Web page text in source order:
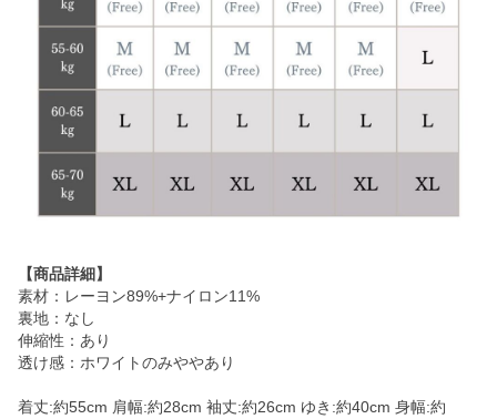
【商品詳細】
素材：レーヨン89%+ナイロン11%
裏地：なし
伸縮性：あり
透け感：ホワイトのみややあり
着丈:約55cm 肩幅:約28cm 袖丈:約26cm ゆき:約40cm 身幅:約